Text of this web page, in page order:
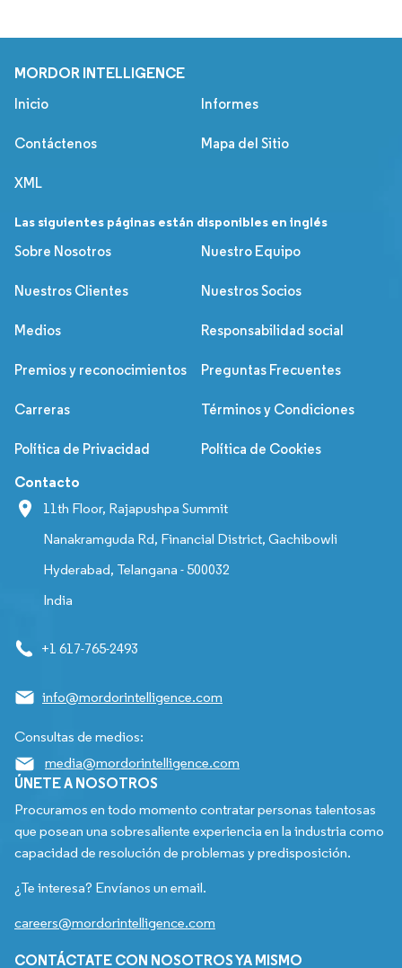
MORDOR INTELLIGENCE
Inicio Informes
Contáctenos Mapa del Sitio
XML
Las siguientes páginas están disponibles en inglés
Sobre Nosotros
Nuestro Equipo
Nuestros Clientes Nuestros Socios
Medios Responsabilidad social
Premios y reconocimientos Preguntas Frecuentes
Carreras Términos y Condiciones
Política de Privacidad Política de Cookies
Contacto
11th Floor, Rajapushpa Summit
Nanakramguda Rd, Financial District, Gachibowli
Hyderabad, Telangana - 500032
India
+1 617-765-2493
info@mordorintelligence.com
Consultas de medios:
media@mordorintelligence.com
ÚNETE A NOSOTROS
Procuramos en todo momento contratar personas talentosas
que posean una sobresaliente experiencia en la industria como
capacidad de resolución de problemas y predisposición.
¿Te interesa? Envíanos un email.
careers@mordorintelligence.com
CONTÁCTATE CON NOSOTROS YA MISMO